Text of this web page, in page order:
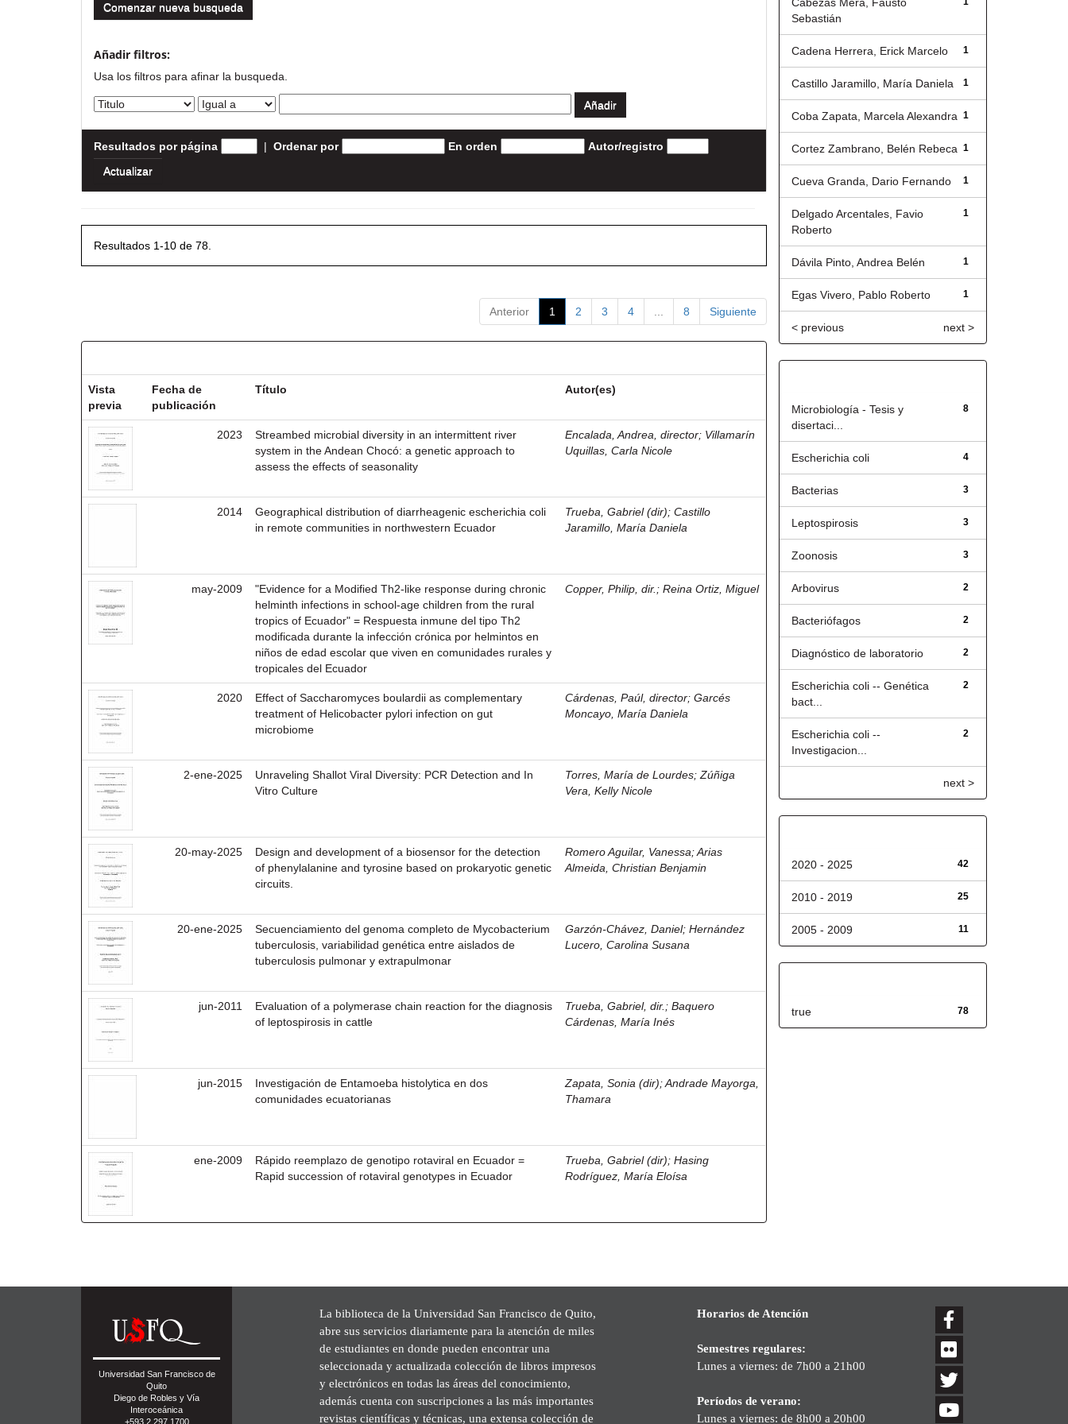
Comenzar nueva busqueda
Añadir filtros:
Usa los filtros para afinar la busqueda.
Resultados por página | Ordenar por En orden Autor/registro
Resultados 1-10 de 78.
Anterior 1 2 3 4 8 Siguiente
Vista
previa
Fecha de
publicación
Título Autor(es)
2023
Streambed microbial diversity in an intermittent river
system in the Andean Chocó: a genetic approach to
assess the effects of seasonality
Encalada, Andrea, director; Villamarín
Uquillas, Carla Nicole
2014
Geographical distribution of diarrheagenic escherichia coli
in remote communities in northwestern Ecuador
Trueba, Gabriel (dir);Castillo
Jaramillo, María Daniela
may-2009
"Evidence for a Modified Th2-like response during chronic
helminth infections in school-age children from the rural
tropics of Ecuador" = Respuesta inmune del tipo Th2
modificada durante la infección crónica por helmintos en
niños de edad escolar que viven en comunidades rurales y
tropicales del Ecuador
Copper, Philip, dir. ;Reina Ortiz, Miguel
2020
Effect of Saccharomyces boulardii as complementary
treatment of Helicobacter pylori infection on gut
microbiome
Cárdenas, Paúl, director;Garcés
Moncayo, María Daniela
2-ene-2025
Unraveling Shallot Viral Diversity: PCR Detection and In
Vitro Culture
Torres, María de Lourdes;Zúñiga
Vera, Kelly Nicole
20-may-2025
Design and development of a biosensor for the detection
of phenylalanine and tyrosine based on prokaryotic genetic
circuits.
Romero Aguilar, Vanessa;Arias
Almeida, Christian Benjamin
20-ene-2025
Secuenciamiento del genoma completo de Mycobacterium
tuberculosis, variabilidad genética entre aislados de
tuberculosis pulmonar y extrapulmonar
Garzón-Chávez, Daniel;Hernández
Lucero, Carolina Susana
jun-2011
Evaluation of a polymerase chain reaction for the diagnosis
of leptospirosis in cattle
Trueba, Gabriel, dir. ;Baquero
Cárdenas, María Inés
jun-2015
Investigación de Entamoeba histolytica en dos
comunidades ecuatorianas
Zapata, Sonia (dir);Andrade Mayorga,
Thamara
ene-2009
Rápido reemplazo de genotipo rotaviral en Ecuador =
Rapid succession of rotaviral genotypes in Ecuador
Trueba, Gabriel (dir);Hasing
Rodríguez, María Eloísa
Sebastián
1
Cadena Herrera, Erick Marcelo
1
Castillo Jaramillo, María Daniela
1
Coba Zapata, Marcela Alexandra
1
Cortez Zambrano, Belén Rebeca
1
Cueva Granda, Dario Fernando
1
Delgado Arcentales, Favio
Roberto
1
Dávila Pinto, Andrea Belén
1
Egas Vivero, Pablo Roberto
< previous next >
8
Microbiología - Tesis y
disertaci...
4
Escherichia coli
3
Bacterias
3
Leptospirosis
3
Zoonosis
2
Arbovirus
2
Bacteriófagos
2
Diagnóstico de laboratorio
2
Escherichia coli -- Genética
bact...
2
Escherichia coli --
Investigacion...
next >
42
2020 - 2025
25
2010 - 2019
11
2005 - 2009
78
true
Universidad San Francisco de
Quito
Diego de Robles y Vía
Interoceánica
+593 2 297 1700
La biblioteca de la Universidad San Francisco de Quito,
abre sus servicios diariamente para la atención de miles
de estudiantes en donde pueden encontrar una
seleccionada y actualizada colección de libros impresos
y electrónicos en todas las áreas del conocimiento,
además cuenta con suscripciones a las más importantes
revistas científicas y técnicas, una extensa colección de
Horarios de Atención
Semestres regulares:
Lunes a viernes: de 7h00 a 21h00
Períodos de verano:
Lunes a viernes: de 8h00 a 20h00